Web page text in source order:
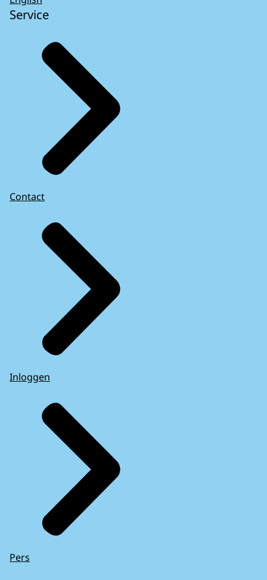
Service
Contact
Inloggen
Pers